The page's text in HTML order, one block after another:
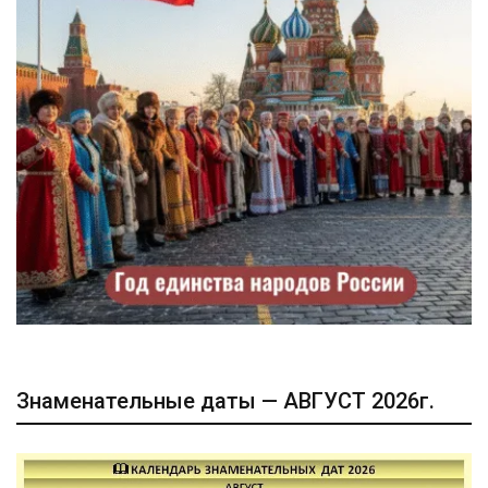
Знаменательные даты — АВГУСТ 2026г.